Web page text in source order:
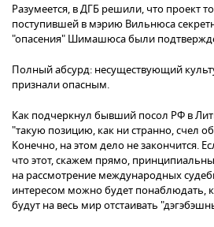
Разумеется, в ДГБ решили, что проект
поступившей в мэрию Вильнюса
"опасения" Шимашюса были
Полный абсурд: несуществующий
признали опасным.
Как подчеркнул бывший посол РФ в
"такую позицию, как ни странно, счел
Конечно, на этом дело не закончится.
что этот, скажем прямо,
на рассмотрение международных
интересом можно будет понаблюдать,
будут на весь мир отстаивать